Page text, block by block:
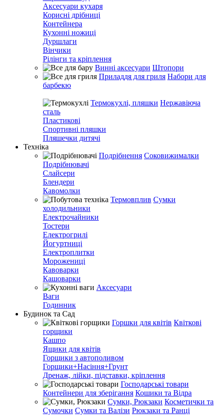
Аксесуари кухаря
Корисні дрібниці
Контейнера
Кухонні ножиці
Дуршлаги
Вінчики
Рілінги та кріплення
Винні аксесуари Штопори
Приладдя для гриля Набори для
барбекю
Термокухлі, пляшки Нержавіюча
сталь
Пластикові
Спортивні пляшки
Пляшечки дитячі
Техніка
Подрібнення Соковижималки
Подрібнювачі
Слайсери
Блендери
Кавомолки
Термовплив Сумки
холодильники
Електрочайники
Тостери
Електрогрилі
Йогуртниці
Електроплитки
Морожениці
Кавоварки
Кашоварки
Аксесуари
Ваги
Годинник
Будинок та Сад
Горшки для квітів Квіткові
горщики
Кашпо
Ящики для квітів
Горщики з автополивом
Горщики+Насіння+Грунт
Дренаж, лійки, підставки, кріплення
Господарські товари
Контейнери для зберігання Кошики та Відра
Сумки, Рюкзаки Косметички та
Сумочки Сумки та Валізи Рюкзаки та Ранці